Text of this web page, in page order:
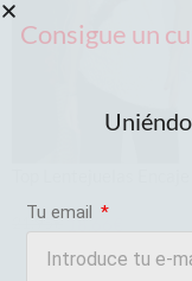
21,95€18,66
AÑADIR AL CARRITO
Consigue un
Tu email